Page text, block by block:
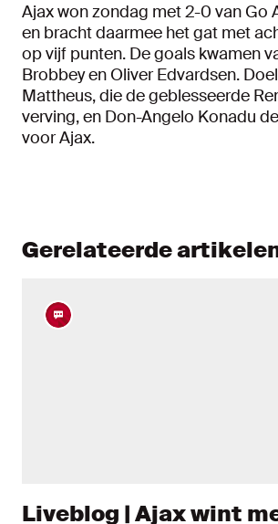
Ajax won zondag met 2-0 van Go
en bracht daarmee het gat met
op vijf punten. De goals kwamen
Brobbey en Oliver Edvardsen.
Mattheus, die de geblesseerde
verving, en Don-Angelo Konadu
voor Ajax.
Gerelateerde
Liveblog | Ajax wint